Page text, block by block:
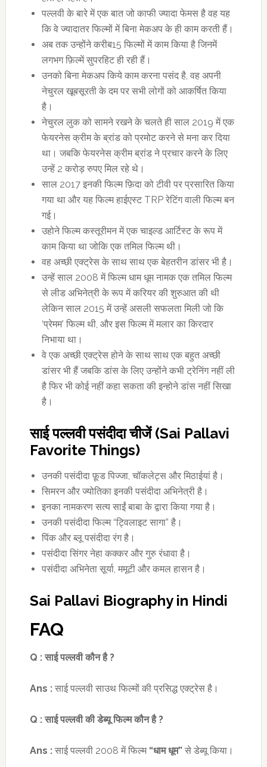
पल्लवी के बारे में एक बात जो काफी ज्यादा फेमस है वह यह
कि वे ज्यादातर फिल्मों में बिना मेकअप के ही काम करती हैं।
अब तक उन्होंने करीब15 फिल्मों में काम किया है जिनमें
लगभग फ़िल्में सुपरहिट ही रही हैं।
उनको बिना मेकअप किये काम करना पसंद है, वह अपनी
नेचुरल खूबसूरती के दम पर सभी लोगों को आकर्षित किया
है।
नेचुरल लुक को सामने रखने के चलते ही साल 2019 में एक
फेयरनेस क्रीम के ब्रांड को प्रमोट करने से मना कर दिया
था। जबकि फेयरनेस क्रीम ब्रांड ने प्रचार करने के लिए
उन्हें 2 करोड़ रुपए मिल रहे थे।
साल 2017 इनकी फिल्म फ़िदा को टीवी पर प्रसारित किया
गया था और यह फिल्म हाईएस्ट TRP रेटिंग वाली फिल्म बन
गई।
उहोने फिल्म कस्तूरीमन में एक चाइल्ड आर्टिस्ट के रूप में
काम किया था जोकि एक तमिल फिल्म थी।
वह अच्छी एक्ट्रेस के साथ साथ एक बेहतरीन डांसर भी है।
उन्हें साल 2008 में फिल्म धाम धूम नामक एक तमिल फिल्म
से लीड अभिनेत्री के रूप में करियर की शुरुआत की थी
लेकिन साल 2015 में उन्हें असली सफलता मिली जो कि
‘प्रेमम’ फिल्म थी, और इस फिल्म में मलार का किरदार
निभाया था।
वे एक अच्छी एक्ट्रेस होने के साथ साथ एक बहुत अच्छी
डांसर भी हैं जबकि डांस के लिए उन्होंने कभी ट्रेनिंग नहीं ली
है फिर भी कोई नहीं कहा सकता की इन्होने डांस नहीं सिखा
है।
साई पल्लवी पसंदीदा चीजें (Sai Pallavi
Favorite Things)
उनकी पसंदीदा फ़ूड पिज्जा, चॉकलेट्स और मिठाईयां है।
सिमरन और ज्योतिका इनकी पसंदीदा अभिनेत्री है।
इनका नामकरण सत्य साईं बाबा के द्वारा किया गया है।
उनकी पसंदीदा फिल्म “ट्विलाइट सागा” है।
पिंक और ब्लू पसंदीदा रंग है।
पसंदीदा सिंगर नेहा कक्कर और गुरु रंधावा है।
पसंदीदा अभिनेता सूर्या, ममूटी और कमल हासन है।
Sai Pallavi Biography in Hindi
FAQ
Q :साई पल्लवी कौन है ?
Ans :साई पल्लवी साउथ फिल्मों की प्रसिद्ध एक्ट्रेस है।
Q :साई पल्लवी की डेब्यू फिल्म कौन है ?
Ans :साई पल्लवी 2008 में फिल्म “धाम धूम”से डेब्यू किया।